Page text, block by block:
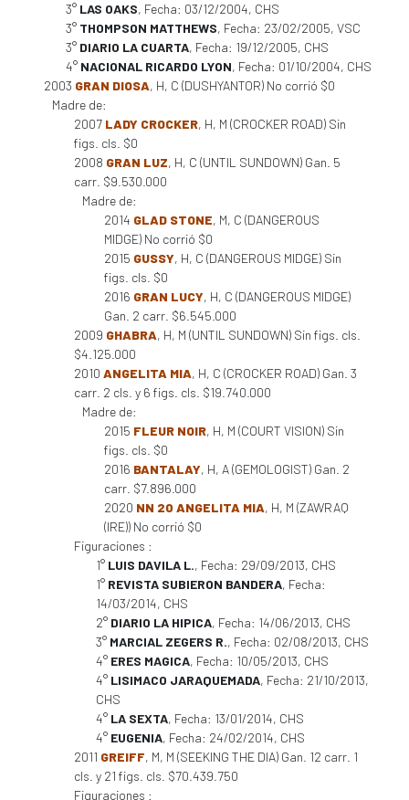
3° LAS OAKS, Fecha: 03/12/2004, CHS
3° THOMPSON MATTHEWS, Fecha: 23/02/2005, VSC
3° DIARIO LA CUARTA, Fecha: 19/12/2005, CHS
4° NACIONAL RICARDO LYON, Fecha: 01/10/2004, CHS
2003 GRAN DIOSA, H, C (DUSHYANTOR) No corrió $0
Madre de:
2007 LADY CROCKER, H, M (CROCKER ROAD) Sin
figs. cls. $0
2008 GRAN LUZ, H, C (UNTIL SUNDOWN) Gan. 5
carr. $9.530.000
Madre de:
2014 GLAD STONE, M, C (DANGEROUS
MIDGE) No corrió $0
2015 GUSSY, H, C (DANGEROUS MIDGE) Sin
figs. cls. $0
2016 GRAN LUCY, H, C (DANGEROUS MIDGE)
Gan. 2 carr. $6.545.000
2009 GHABRA, H, M (UNTIL SUNDOWN) Sin figs. cls.
$4.125.000
2010 ANGELITA MIA, H, C (CROCKER ROAD) Gan. 3
carr. 2 cls. y 6 figs. cls. $19.740.000
Madre de:
2015 FLEUR NOIR, H, M (COURT VISION) Sin
figs. cls. $0
2016 BANTALAY, H, A (GEMOLOGIST) Gan. 2
carr. $7.896.000
2020 NN 20 ANGELITA MIA, H, M (ZAWRAQ
(IRE)) No corrió $0
Figuraciones :
1° LUIS DAVILA L., Fecha: 29/09/2013, CHS
1° REVISTA SUBIERON BANDERA, Fecha:
14/03/2014, CHS
2° DIARIO LA HIPICA, Fecha: 14/06/2013, CHS
3° MARCIAL ZEGERS R., Fecha: 02/08/2013, CHS
4° ERES MAGICA, Fecha: 10/05/2013, CHS
4° LISIMACO JARAQUEMADA, Fecha: 21/10/2013,
CHS
4° LA SEXTA, Fecha: 13/01/2014, CHS
4° EUGENIA, Fecha: 24/02/2014, CHS
2011 GREIFF, M, M (SEEKING THE DIA) Gan. 12 carr. 1
cls. y 21 figs. cls. $70.439.750
Figuraciones :